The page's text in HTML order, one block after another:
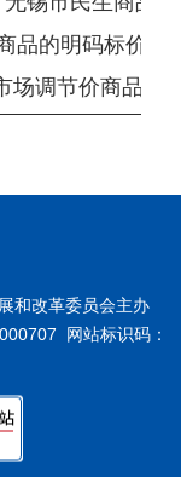
品的明码标价
场调节价商品,
和改革委员会主办
网站标识码：